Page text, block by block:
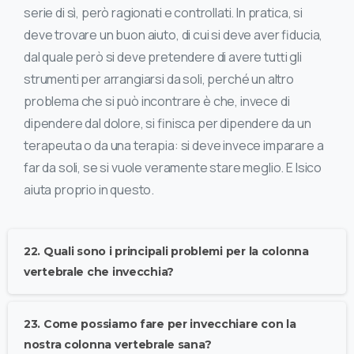
serie di sì, però ragionati e controllati. In pratica, si
deve trovare un buon aiuto, di cui si deve aver fiducia,
dal quale però si deve pretendere di avere tutti gli
strumenti per arrangiarsi da soli, perché un altro
problema che si può incontrare è che, invece di
dipendere dal dolore, si finisca per dipendere da un
terapeuta o da una terapia: si deve invece imparare a
far da soli, se si vuole veramente stare meglio. E Isico
aiuta proprio in questo.
22. Quali sono i principali problemi per la colonna
vertebrale che invecchia?
23. Come possiamo fare per invecchiare con la
nostra colonna vertebrale sana?